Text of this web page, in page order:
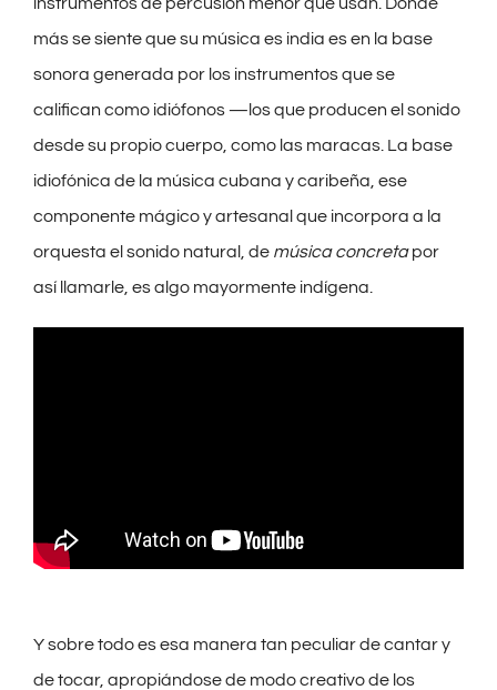
más se siente que su música es india es en la base
sonora generada por los instrumentos que se
califican como idiófonos —los que producen el sonido
desde su propio cuerpo, como las maracas. La base
idiofónica de la música cubana y caribeña, ese
componente mágico y artesanal que incorpora a la
orquesta el sonido natural, de música concretapor
así llamarle, es algo mayormente indígena.
Y sobre todo es esa manera tan peculiar de cantar y
de tocar, apropiándose de modo creativo de los